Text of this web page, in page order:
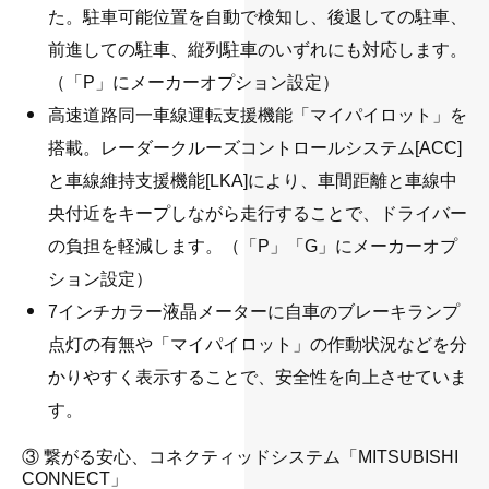
た。駐車可能位置を自動で検知し、後退しての駐車、
前進しての駐車、縦列駐車のいずれにも対応します。
（「P」にメーカーオプション設定）
高速道路同一車線運転支援機能「マイパイロット」を
搭載。レーダークルーズコントロールシステム[ACC]
と車線維持支援機能[LKA]により、車間距離と車線中
央付近をキープしながら走行することで、ドライバー
の負担を軽減します。（「P」「G」にメーカーオプ
ション設定）
7インチカラー液晶メーターに自車のブレーキランプ
点灯の有無や「マイパイロット」の作動状況などを分
かりやすく表示することで、安全性を向上させていま
す。
③ 繋がる安心、コネクティッドシステム「MITSUBISHI
CONNECT」